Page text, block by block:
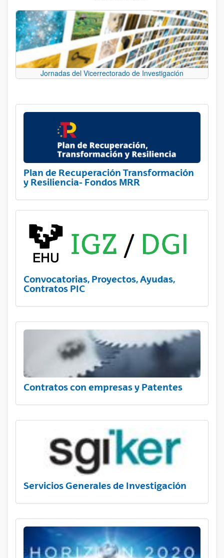
Jornadas del Vicerrectorado de Investigación
Plan de Recuperación Transformación
y Resiliencia- Fondos MRR
Convocatorias, Proyectos, Ayudas,
Contratos PIC
Contratos con empresas y Patentes
Servicios Generales de Investigación